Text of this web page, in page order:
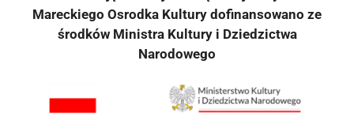
Mareckiego Osrodka Kultury dofinansowano ze
środków Ministra Kultury i Dziedzictwa
Narodowego